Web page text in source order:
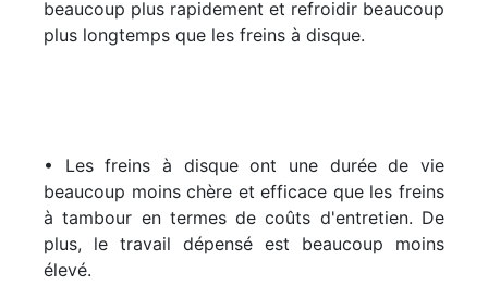
beaucoup plus rapidement et refroidir beaucoup
plus longtemps que les freins à disque.
• Les freins à disque ont une durée de vie
beaucoup moins chère et efficace que les freins
à tambour en termes de coûts d'entretien. De
plus, le travail dépensé est beaucoup moins
élevé.